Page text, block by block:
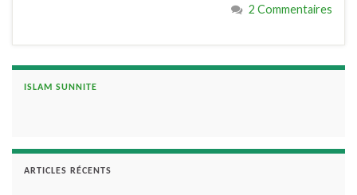
2 Commentaires
ISLAM SUNNITE
ARTICLES RÉCENTS